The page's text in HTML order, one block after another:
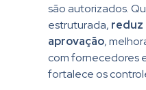
são autorizados.
estruturada, reduz
aprovação,
com fornecedores
fortalece os